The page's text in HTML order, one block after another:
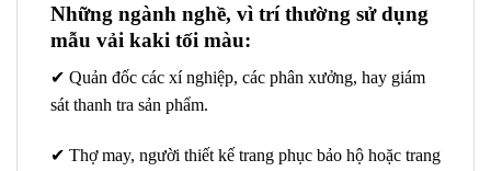
Những ngành nghề, vì trí thường sử dụng
mẫu vải kaki tối màu:
✔ Quản đốc các xí nghiệp, các phân xưởng, hay giám
sát thanh tra sản phẩm.
✔ Thợ may, người thiết kế trang phục bảo hộ hoặc trang